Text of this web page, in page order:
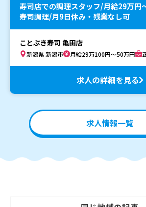
寿司店での調理スタッフ/月給29万円
寿司調理/月9日休み・残業なし可
ことぶき寿司 亀田店
新潟県 新潟市 月給29万100円～50万円
求人の詳細を見る
求人情報一覧